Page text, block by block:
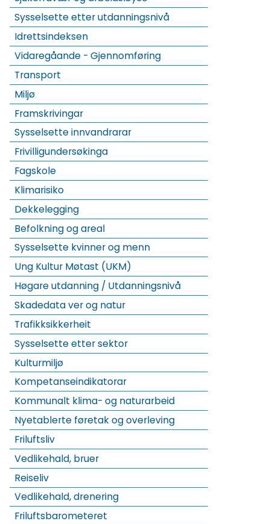
Sysselsette etter utdanningsnivå
Idrettsindeksen
Vidaregåande - Gjennomføring
Transport
Miljø
Framskrivingar
Sysselsette innvandrarar
Frivilligundersøkinga
Fagskole
Klimarisiko
Dekkelegging
Befolkning og areal
Sysselsette kvinner og menn
Ung Kultur Møtast (UKM)
Høgare utdanning / Utdanningsnivå
Skadedata ver og natur
Trafikksikkerheit
Sysselsette etter sektor
Kulturmiljø
Kompetanseindikatorar
Kommunalt klima- og naturarbeid
Nyetablerte føretak og overleving
Friluftsliv
Vedlikehald, bruer
Reiseliv
Vedlikehald, drenering
Friluftsbarometeret